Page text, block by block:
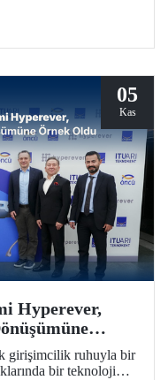
bilim insanlarını
05
Kas
Hyperever,
girişimcilik ruhuyla bir
bir teknoloji